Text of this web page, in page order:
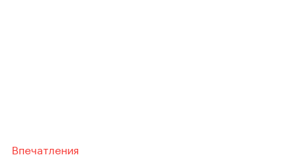
Впечатления